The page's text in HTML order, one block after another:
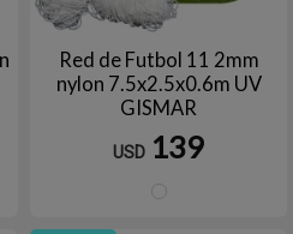
Red de Futbol 11 2mm
nylon 7.5x2.5x0.6m UV
GISMAR
USD 139